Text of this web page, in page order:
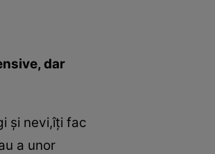
dar
şi nevi,îţi fac
a unor